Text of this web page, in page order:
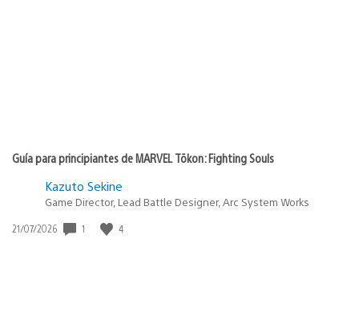
Guía para principiantes de MARVEL Tōkon: Fighting Souls
Kazuto Sekine
Game Director, Lead Battle Designer, Arc System Works
Fecha
21/07/2026 1 4